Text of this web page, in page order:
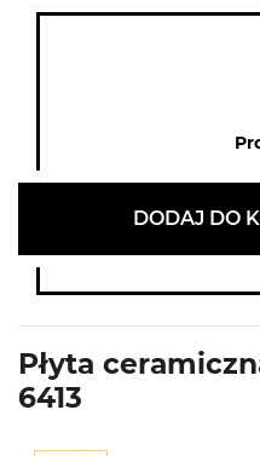
DODAJ DO
Płyta
6413